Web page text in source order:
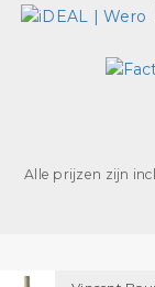
Alle prijzen zijn